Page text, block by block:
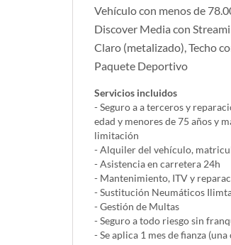
Vehículo con menos de
Discover Media con
Claro (metalizado), Techo
Paquete Deportivo
Servicios incluidos
- Seguro a a terceros y
edad y menores de 75 años y
limitación
- Alquiler del vehí­culo,
- Asistencia en carretera 24h
- Mantenimiento, ITV y
- Sustitución Neumáticos
- Gestión de Multas
- Seguro a todo riesgo sin
- Se aplica 1 mes de fianza